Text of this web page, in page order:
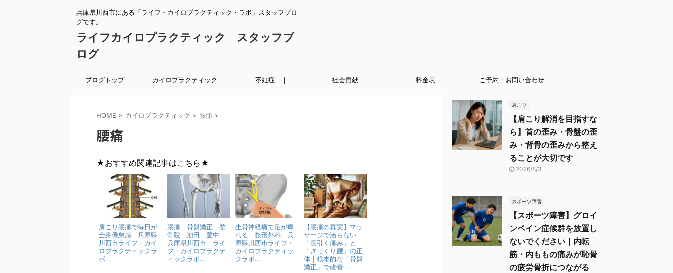
兵庫県川西市にある「ライフ・カイロプラクティック・ラボ」スタッフブロ
グです。
ライフカイロプラクティック スタッフブ
ログ
ブログトップ ｜ カイロプラクティック ｜ 不妊症 ｜ 社会貢献 ｜ 料金表 ｜ ご予約・お問い合わせ
HOME > カイロプラクティック > 腰痛 >
腰痛
★おすすめ関連記事はこちら★
肩こり腰痛で毎日が
全身倦怠感 兵庫県
川西市ライフ・カイ
ロプラクティックラ
ボ...
腰痛 骨盤矯正 整
骨院 池田 豊中
兵庫県川西市 ライ
フ・カイロプラクテ
ィックラボ...
坐骨神経痛で足が痺
れる 整形外科 兵
庫県川西市ライフ・
カイロプラクティッ
クラボ...
【腰痛の真実】マッ
サージで治らない
「長引く痛み」と
「ぎっくり腰」の正
体｜根本的な「骨盤
矯正」で改善...
肩こり
【肩こり解消を目指すな
ら】首の歪み・骨盤の歪
み・背骨の歪みから整え
ることが大切です
2026/8/3
スポーツ障害
【スポーツ障害】グロイ
ンペイン症候群を放置し
ないでください｜内転
筋・内ももの痛みが恥骨
の疲労骨折につながる